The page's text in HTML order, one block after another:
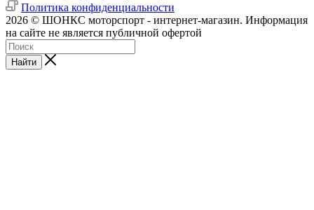
Политика конфиденциальности
2026 © ШОНКС моторспорт - интернет-магазин. Информация
на сайте не является публичной офертой
Найти